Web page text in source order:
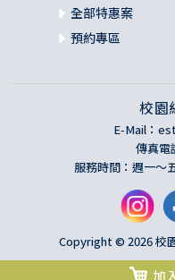
全部特惠案
預約專區
校園
E-Mail：
傳真電
服務時間：週一～
Copyright © 2026 校
加